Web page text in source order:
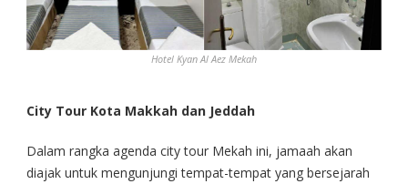
Hotel Kyan Al Aez Mekah
City Tour Kota Makkah dan Jeddah
Dalam rangka agenda city tour Mekah ini, jamaah akan
diajak untuk mengunjungi tempat-tempat yang bersejarah